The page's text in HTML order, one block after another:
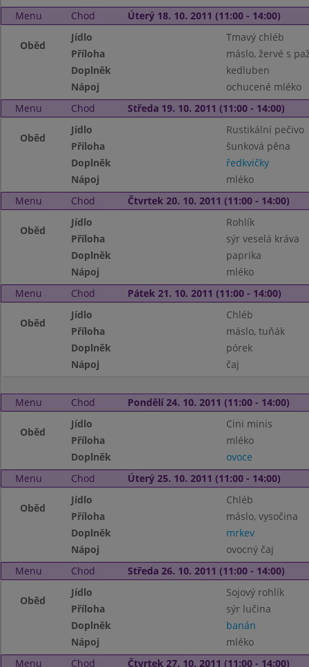
Menu
Chod Úterý 18. 10. 2011 (11:00 - 14:00)
Oběd
Jídlo
Tmavý chléb
Příloha
máslo, žervé s
Doplněk
kedluben
Nápoj
ochucené mléko
Menu
Chod Středa 19. 10. 2011 (11:00 - 14:00)
Oběd
Jídlo
Rustikální pečivo
Příloha
šunková pěna
Doplněk
ředkvičky
Nápoj
mléko
Menu
Chod Čtvrtek 20. 10. 2011 (11:00 - 14:00)
Oběd
Jídlo
Rohlík
Příloha
sýr veselá kráva
Doplněk
paprika
Nápoj
mléko
Menu
Chod Pátek 21. 10. 2011 (11:00 - 14:00)
Oběd
Jídlo
Chléb
Příloha
máslo, tuňák
Doplněk
pórek
Nápoj
čaj
Menu Chod Pondělí 24. 10. 2011 (11:00 - 14:00)
Oběd
Jídlo
Cini minis
Příloha
mléko
Doplněk
ovoce
Menu
Chod Úterý 25. 10. 2011 (11:00 - 14:00)
Oběd
Jídlo
Chléb
Příloha
máslo, vysočina
Doplněk
mrkev
Nápoj
ovocný čaj
Menu
Chod Středa 26. 10. 2011 (11:00 - 14:00)
Oběd
Jídlo
Sojový rohlík
Příloha
sýr lučina
Doplněk
banán
Nápoj
mléko
Menu
Chod Čtvrtek 27. 10. 2011 (11:00 - 14:00)